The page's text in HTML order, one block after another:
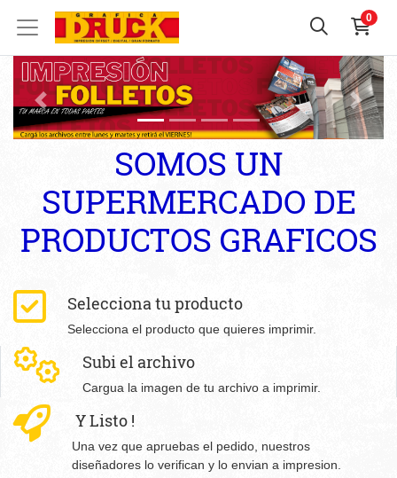
0
SOMOS UN
SUPERMERCADO DE
PRODUCTOS GRAFICOS
Selecciona tu producto
Selecciona el producto que quieres imprimir.
Subi el archivo
Cargua la imagen de tu archivo a imprimir.
Y Listo !
Una vez que apruebas el pedido, nuestros
diseñadores lo verifican y lo envian a impresion.